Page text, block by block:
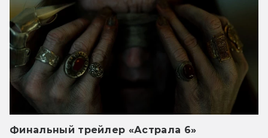
Финальный трейлер «Астрала 6»